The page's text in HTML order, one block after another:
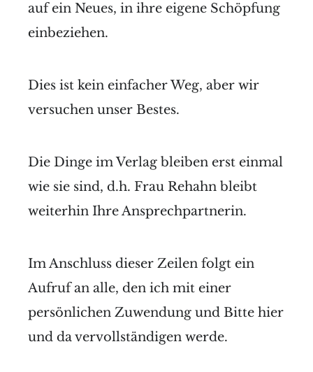
auf ein Neues, in ihre eigene Schöpfung
einbeziehen.
Dies ist kein einfacher Weg, aber wir
versuchen unser Bestes.
Die Dinge im Verlag bleiben erst einmal
wie sie sind, d.h. Frau Rehahn bleibt
weiterhin Ihre Ansprechpartnerin.
Im Anschluss dieser Zeilen folgt ein
Aufruf an alle, den ich mit einer
persönlichen Zuwendung und Bitte hier
und da vervollständigen werde.